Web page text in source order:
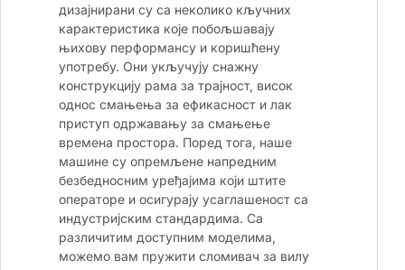
дизајнирани су са неколико кључних
карактеристика које побољшавају
њихову перформансу и коришћену
употребу. Они укључују снажну
конструкцију рама за трајност, висок
однос смањења за ефикасност и лак
приступ одржавању за смањење
времена простора. Поред тога, наше
машине су опремљене напредним
безбедносним уређајима који штите
операторе и осигурају усаглашеност са
индустријским стандардима. Са
различитим доступним моделима,
можемо вам пружити сломивач за вилу